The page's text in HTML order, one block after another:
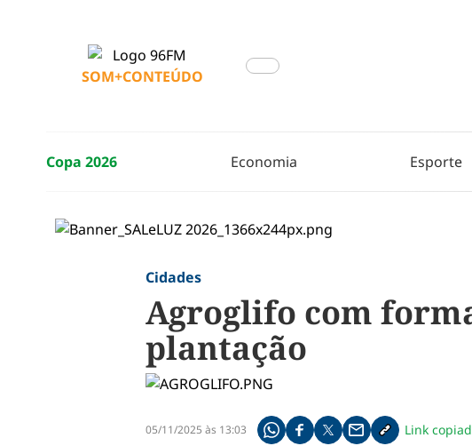
SOM+CONTEÚDO
Copa 2026 Economia Esporte
Cidades
Agroglifo com
plantação
05/11/2025 às 13:03 Compartilhe pelo whatsapp
Compartilhar no facebook
Compartilhar no twitter
Compartilhe pelo
Copiar link da
Link